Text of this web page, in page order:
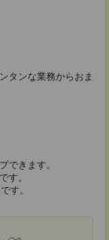
タンな業務からおま
できます。
す。
す。